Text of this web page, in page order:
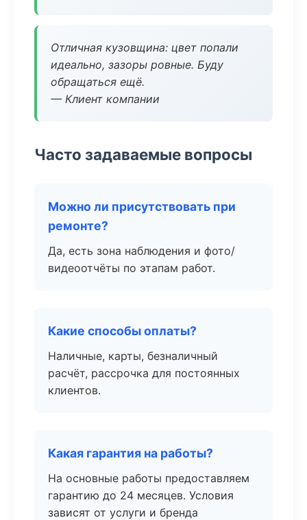
Отличная кузовщина: цвет попали
идеально, зазоры ровные. Буду
обращаться ещё.
— Клиент компании
Часто задаваемые вопросы
Можно ли присутствовать при
ремонте?
Да, есть зона наблюдения и фото/
видеоотчёты по этапам работ.
Какие способы оплаты?
Наличные, карты, безналичный
расчёт, рассрочка для постоянных
клиентов.
Какая гарантия на работы?
На основные работы предоставляем
гарантию до 24 месяцев. Условия
зависят от услуги и бренда